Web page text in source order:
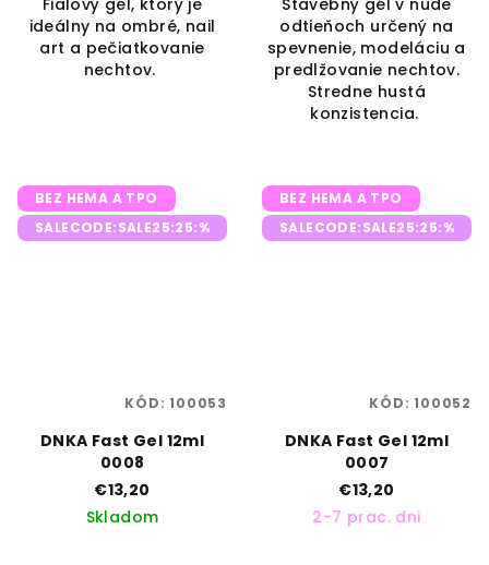
Fialový gél, ktorý je
ideálny na ombré, nail
art a pečiatkovanie
nechtov.
Stavebný gél v nude
odtieňoch určený na
spevnenie, modeláciu a
predlžovanie nechtov.
Stredne hustá
konzistencia.
BEZ HEMA A TPO
SALECODE:SALE25:25:%
DNKA Fast Gel 12ml
0008
€13,20
Skladom
KÓD:100053
BEZ HEMA A TPO
SALECODE:SALE25:25:%
DNKA Fast Gel 12ml
0007
€13,20
2-7 prac. dni
KÓD:100052